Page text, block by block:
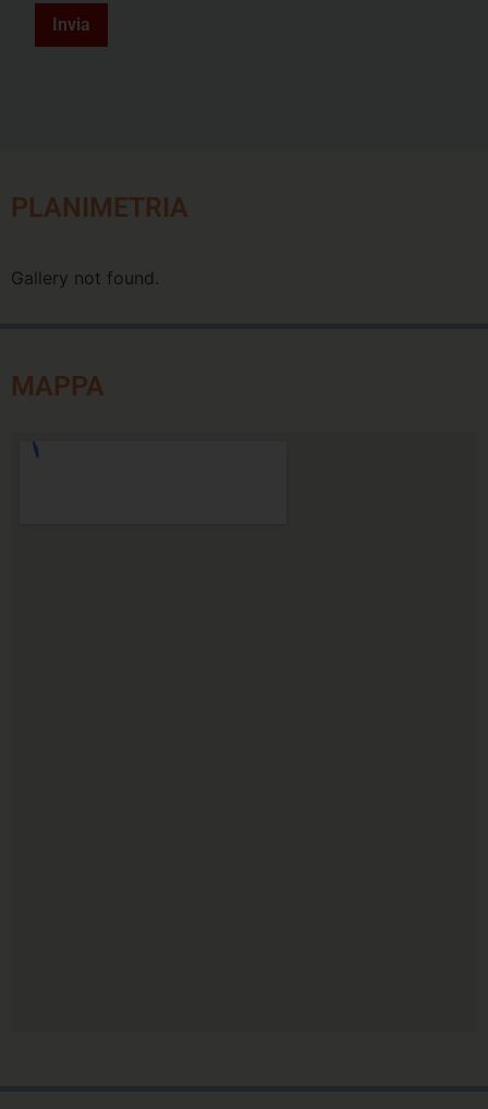
Invia
PLANIMETRIA
Gallery not found.
MAPPA